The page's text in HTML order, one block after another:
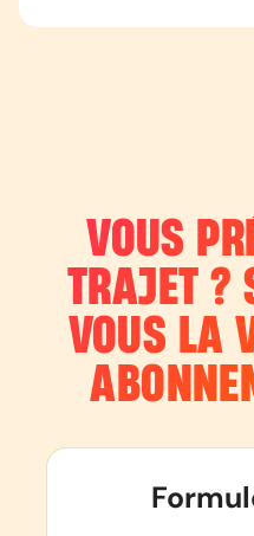
Lille
AUTOROUTE A26
Calais
Troyes
EN
AUTOROUTEA28
VOUS
TRAJET ?
VOUS LA